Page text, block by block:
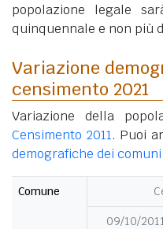
popolazione legale
quinquennale e non più
Variazione
censimento 2021
Variazione della
Censimento 2011. Puoi
demografiche dei
Comune
09/10/